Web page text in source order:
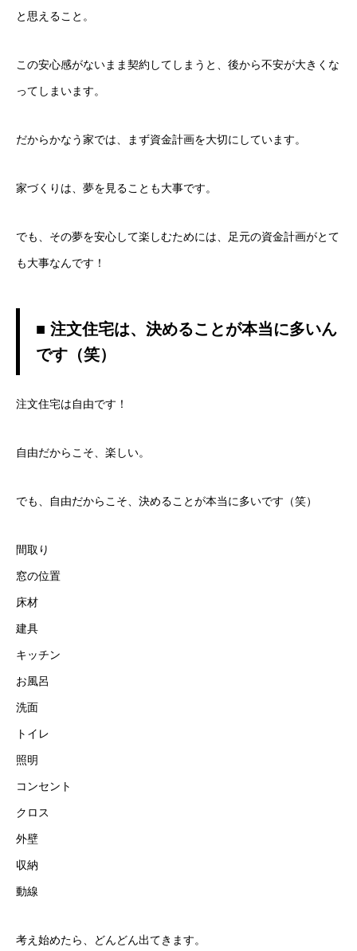
と思えること。
この安心感がないまま契約してしまうと、後から不安が大きくな
ってしまいます。
だからかなう家では、まず資金計画を大切にしています。
家づくりは、夢を見ることも大事です。
でも、その夢を安心して楽しむためには、足元の資金計画がとて
も大事なんです！
■ 注文住宅は、決めることが本当に多いん
です（笑）
注文住宅は自由です！
自由だからこそ、楽しい。
でも、自由だからこそ、決めることが本当に多いです（笑）
間取り
窓の位置
床材
建具
キッチン
お風呂
洗面
トイレ
照明
コンセント
クロス
外壁
収納
動線
考え始めたら、どんどん出てきます。